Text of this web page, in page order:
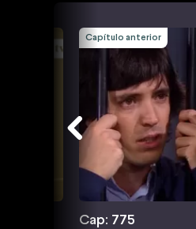
Capítulo anterior
Cap: 775